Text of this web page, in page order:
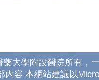
大學附設醫院所有，
內容 本網站建議以